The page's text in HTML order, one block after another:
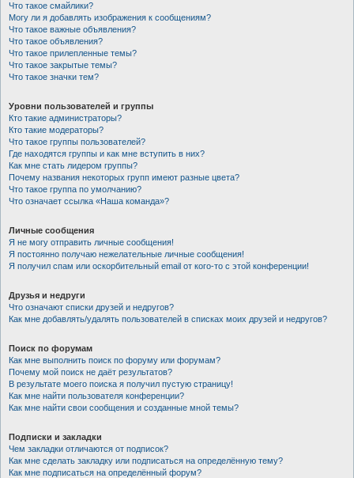
Что такое смайлики?
Могу ли я добавлять изображения к сообщениям?
Что такое важные объявления?
Что такое объявления?
Что такое прилепленные темы?
Что такое закрытые темы?
Что такое значки тем?
Уровни пользователей и группы
Кто такие администраторы?
Кто такие модераторы?
Что такое группы пользователей?
Где находятся группы и как мне вступить в них?
Как мне стать лидером группы?
Почему названия некоторых групп имеют разные цвета?
Что такое группа по умолчанию?
Что означает ссылка «Наша команда»?
Личные сообщения
Я не могу отправить личные сообщения!
Я постоянно получаю нежелательные личные сообщения!
Я получил спам или оскорбительный email от кого-то с этой конференции!
Друзья и недруги
Что означают списки друзей и недругов?
Как мне добавлять/удалять пользователей в списках моих друзей и недругов?
Поиск по форумам
Как мне выполнить поиск по форуму или форумам?
Почему мой поиск не даёт результатов?
В результате моего поиска я получил пустую страницу!
Как мне найти пользователя конференции?
Как мне найти свои сообщения и созданные мной темы?
Подписки и закладки
Чем закладки отличаются от подписок?
Как мне сделать закладку или подписаться на определённую тему?
Как мне подписаться на определённый форум?